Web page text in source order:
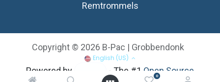
0
Remtrommels
Copyright © 2026 B-Pac | Grobbendonk
English (US)
Powered by - The #1 Open Source